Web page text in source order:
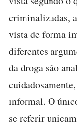
criminalizadas,
vista de forma
diferentes
da droga são
informal. O
se referir